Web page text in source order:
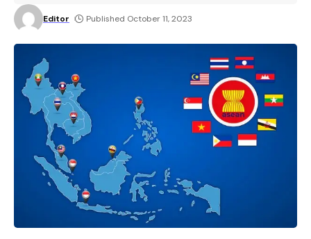
Editor Published October 11, 2023